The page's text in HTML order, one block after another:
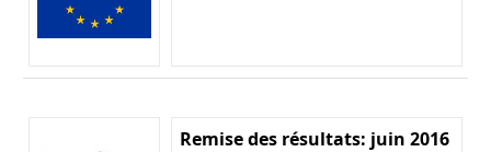
Remise des résultats: juin 2016